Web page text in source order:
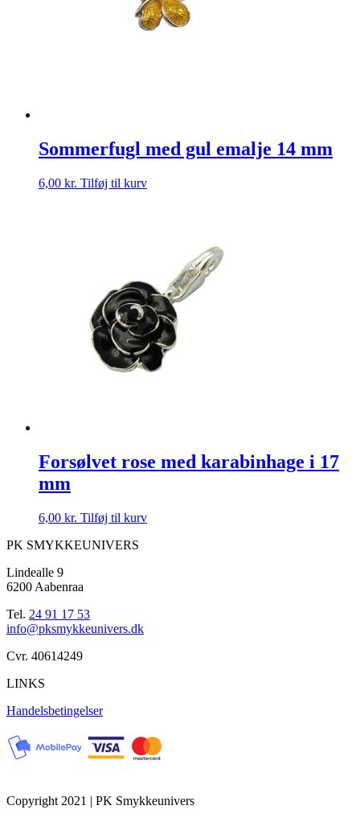
Sommerfugl med gul emalje 14 mm
6,00 kr. Tilføj til kurv
Forsølvet rose med karabinhage i 17
mm
6,00 kr. Tilføj til kurv
PK SMYKKEUNIVERS
Lindealle 9
6200 Aabenraa
Tel. 24 91 17 53
info@pksmykkeunivers.dk
Cvr. 40614249
LINKS
Handelsbetingelser
Copyright 2021 | PK Smykkeunivers